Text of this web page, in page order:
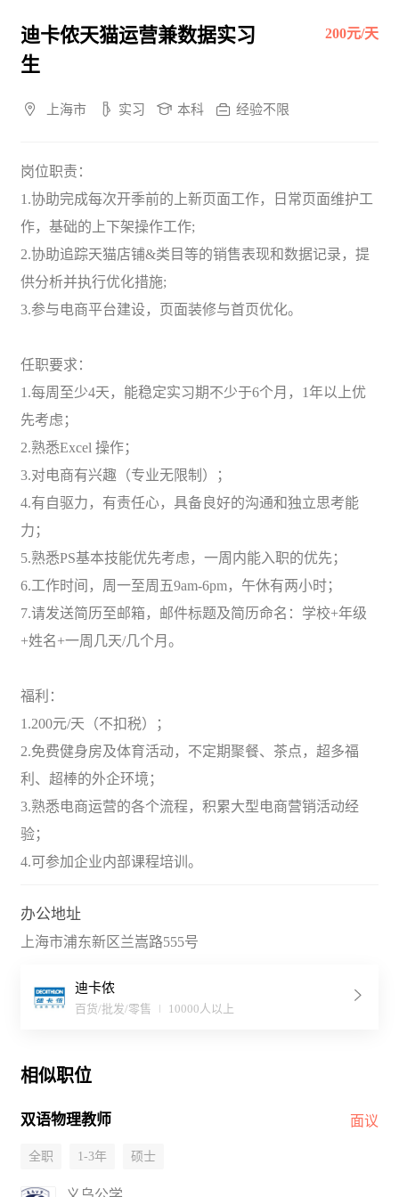
迪卡侬天猫运营兼数据实习
生
200元/天
上海市 实习 本科 经验不限
岗位职责：
1.协助完成每次开季前的上新页面工作，日常页面维护工
作，基础的上下架操作工作;
2.协助追踪天猫店铺&类目等的销售表现和数据记录，提
供分析并执行优化措施;
3.参与电商平台建设，页面装修与首页优化。
任职要求：
1.每周至少4天，能稳定实习期不少于6个月，1年以上优
先考虑；
2.熟悉Excel 操作；
3.对电商有兴趣（专业无限制）；
4.有自驱力，有责任心，具备良好的沟通和独立思考能
力；
5.熟悉PS基本技能优先考虑，一周内能入职的优先；
6.工作时间，周一至周五9am-6pm，午休有两小时；
7.请发送简历至邮箱，邮件标题及简历命名：学校+年级
+姓名+一周几天/几个月。
福利：
1.200元/天（不扣税）；
2.免费健身房及体育活动，不定期聚餐、茶点，超多福
利、超棒的外企环境；
3.熟悉电商运营的各个流程，积累大型电商营销活动经
验；
4.可参加企业内部课程培训。
办公地址
上海市浦东新区兰嵩路555号
迪卡侬
百货/批发/零售 10000人以上
相似职位
双语物理教师 面议
全职 1-3年 硕士